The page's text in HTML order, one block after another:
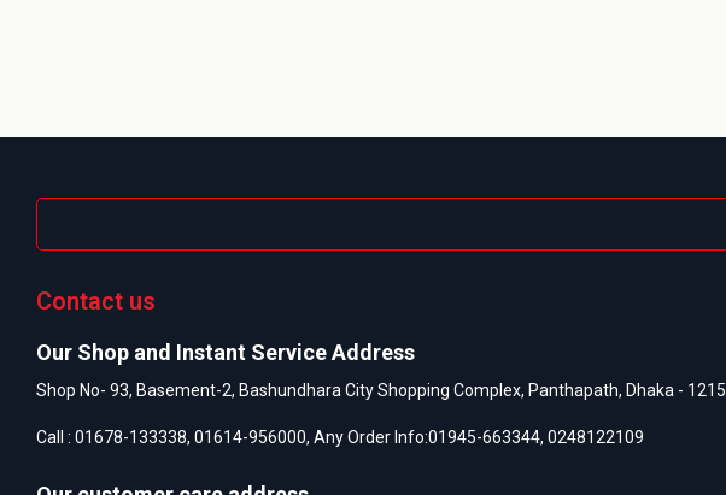
Contact us
Our Shop and Instant Service Address
Shop No- 93, Basement-2, Bashundhara City Shopping Complex, Panthapath, Dhaka - 1215.
Call : 01678-133338, 01614-956000, Any Order Info:01945-663344, 0248122109